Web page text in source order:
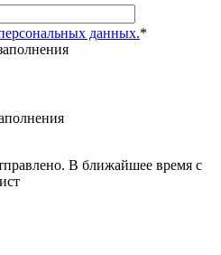
данных.*
В ближайшее время с